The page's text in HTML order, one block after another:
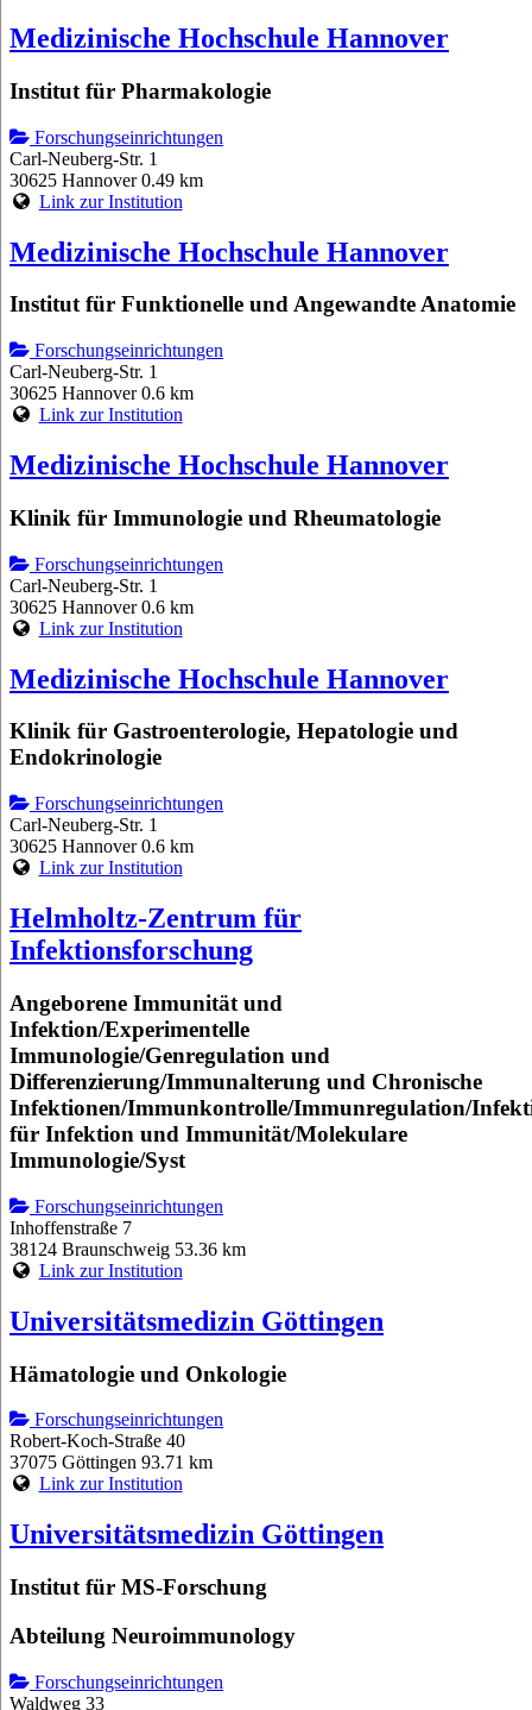
Medizinische Hochschule Hannover
Institut für Pharmakologie
Forschungseinrichtungen
Carl-Neuberg-Str. 1
30625 Hannover 0.49 km
Link zur Institution
Medizinische Hochschule Hannover
Institut für Funktionelle und Angewandte Anatomie
Forschungseinrichtungen
Carl-Neuberg-Str. 1
30625 Hannover 0.6 km
Link zur Institution
Medizinische Hochschule Hannover
Klinik für Immunologie und Rheumatologie
Forschungseinrichtungen
Carl-Neuberg-Str. 1
30625 Hannover 0.6 km
Link zur Institution
Medizinische Hochschule Hannover
Klinik für Gastroenterologie, Hepatologie und
Endokrinologie
Forschungseinrichtungen
Carl-Neuberg-Str. 1
30625 Hannover 0.6 km
Link zur Institution
Helmholtz-Zentrum für
Infektionsforschung
Angeborene Immunität und
Infektion/Experimentelle
Immunologie/Genregulation und
Differenzierung/Immunalterung und Chronische
Infektionen/Immunkontrolle/Immunregulation/
für Infektion und Immunität/Molekulare
Immunologie/Syst
Forschungseinrichtungen
Inhoffenstraße 7
38124 Braunschweig 53.36 km
Link zur Institution
Universitätsmedizin Göttingen
Hämatologie und Onkologie
Forschungseinrichtungen
Robert-Koch-Straße 40
37075 Göttingen 93.71 km
Link zur Institution
Universitätsmedizin Göttingen
Institut für MS-Forschung
Abteilung Neuroimmunology
Forschungseinrichtungen
Waldweg 33